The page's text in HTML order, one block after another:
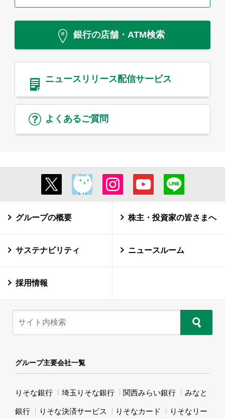
銀行の店舗・ATM検索
ニュースリリース配信サービス
よくあるご質問
グループの概要 株主・投資家の皆さまへ
サステナビリティ ニュースルーム
採用情報
グループ主要会社一覧
りそな銀行 埼玉りそな銀行 関西みらい銀行 みなと
銀行 りそな決済サービス りそなカード りそなリー